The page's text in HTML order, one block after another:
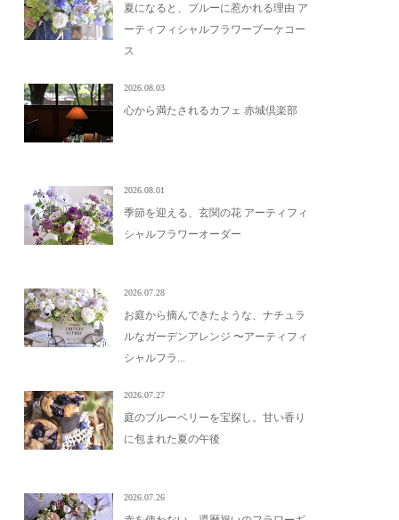
夏になると、ブルーに惹かれる理由 ア
ーティフィシャルフラワーブーケコー
ス
2026.08.03
心から満たされるカフェ 赤城倶楽部
2026.08.01
季節を迎える、玄関の花 アーティフィ
シャルフラワーオーダー
2026.07.28
お庭から摘んできたような、ナチュラ
ルなガーデンアレンジ 〜アーティフィ
シャルフラ...
2026.07.27
庭のブルーベリーを宝探し。甘い香り
に包まれた夏の午後
2026.07.26